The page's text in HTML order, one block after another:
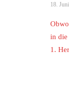
18.
in die
1.